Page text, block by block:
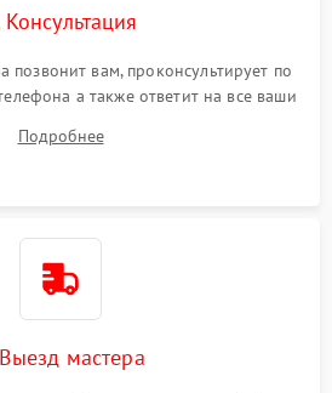
Консультация
позвонит вам, проконсультирует по
а также ответит на все ваши
Подробнее
мастера